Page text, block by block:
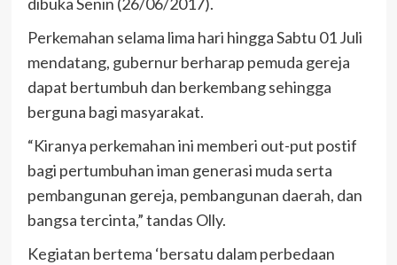
Perkemahan selama lima hari hingga Sabtu 01 Juli
mendatang, gubernur berharap pemuda gereja
dapat bertumbuh dan berkembang sehingga
berguna bagi masyarakat.
“Kiranya perkemahan ini memberi out-put postif
bagi pertumbuhan iman generasi muda serta
pembangunan gereja, pembangunan daerah, dan
bangsa tercinta,” tandas Olly.
Kegiatan bertema ‘bersatu dalam perbedaan